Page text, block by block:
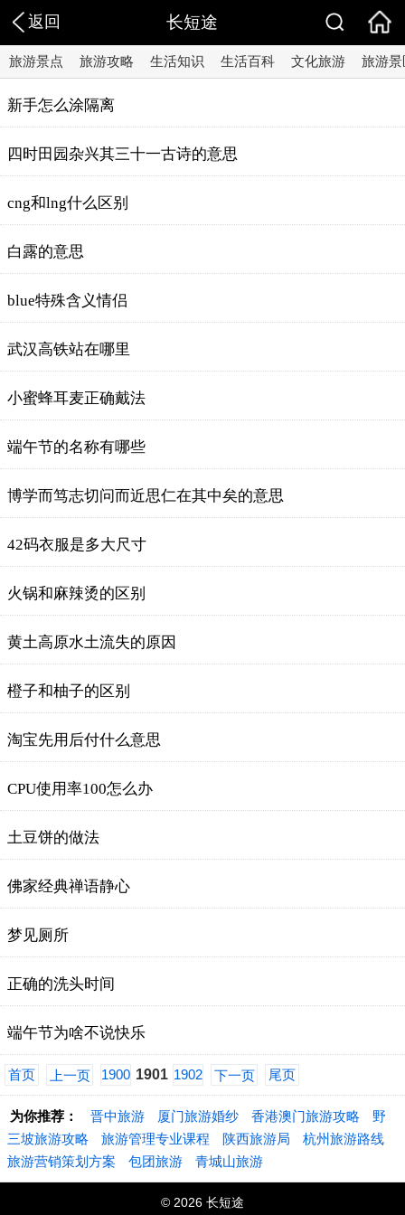
返回 长短途
旅游景点 旅游攻略 生活知识 生活百科 文化旅游 旅游景
新手怎么涂隔离
四时田园杂兴其三十一古诗的意思
cng和lng什么区别
白露的意思
blue特殊含义情侣
武汉高铁站在哪里
小蜜蜂耳麦正确戴法
端午节的名称有哪些
博学而笃志切问而近思仁在其中矣的意思
42码衣服是多大尺寸
火锅和麻辣烫的区别
黄土高原水土流失的原因
橙子和柚子的区别
淘宝先用后付什么意思
CPU使用率100怎么办
土豆饼的做法
佛家经典禅语静心
梦见厕所
正确的洗头时间
端午节为啥不说快乐
首页 上一页 1900 1901 1902 下一页 尾页
为你推荐： 晋中旅游 厦门旅游婚纱 香港澳门旅游攻略
野
三坡旅游攻略
旅游管理专业课程 陕西旅游局
杭州旅游路线
旅游营销策划方案
包团旅游 青城山旅游
© 2026 长短途